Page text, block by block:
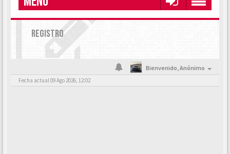
REGISTRO
Bienvenido,Anónimo
Fecha actual 09 Ago 2026, 12:02